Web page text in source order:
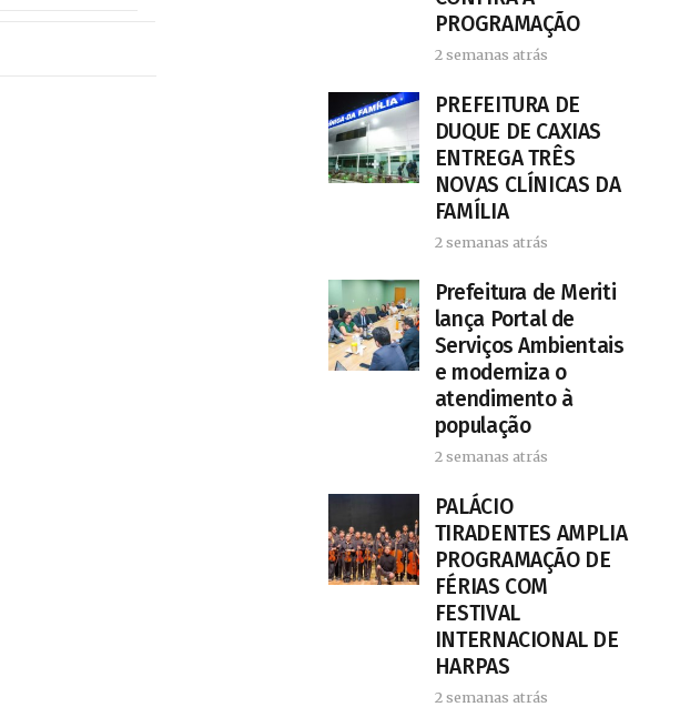
PROGRAMAÇÃO
2 semanas atrás
PREFEITURA DE
DUQUE DE CAXIAS
ENTREGA TRÊS
NOVAS CLÍNICAS DA
FAMÍLIA
2 semanas atrás
Prefeitura de Meriti
lança Portal de
Serviços Ambientais
e moderniza o
atendimento à
população
2 semanas atrás
PALÁCIO
TIRADENTES AMPLIA
PROGRAMAÇÃO DE
FÉRIAS COM
FESTIVAL
INTERNACIONAL DE
HARPAS
2 semanas atrás